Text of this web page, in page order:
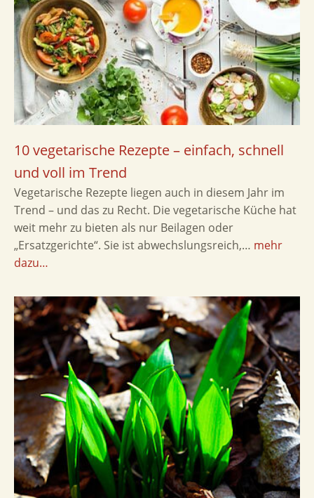
10 vegetarische Rezepte – einfach, schnell
und voll im Trend
Vegetarische Rezepte liegen auch in diesem Jahr im
Trend – und das zu Recht. Die vegetarische Küche hat
weit mehr zu bieten als nur Beilagen oder
„Ersatzgerichte“. Sie ist abwechslungsreich,… mehr
dazu…